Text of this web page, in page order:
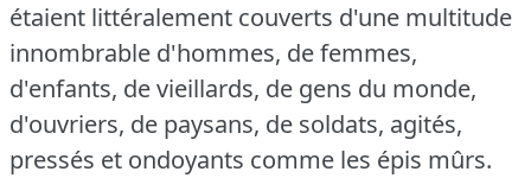
étaient littéralement couverts d'une multitude
innombrable d'hommes, de femmes,
d'enfants, de vieillards, de gens du monde,
d'ouvriers, de paysans, de soldats, agités,
pressés et ondoyants comme les épis mûrs.